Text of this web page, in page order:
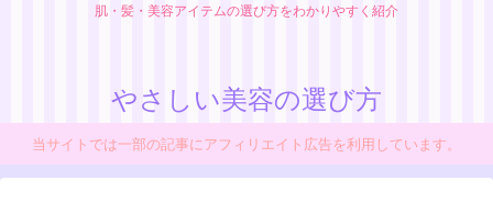
肌・髪・美容アイテムの選び方をわかりやすく紹介
やさしい美容の選び方
当サイトでは一部の記事にアフィリエイト広告を利用しています。